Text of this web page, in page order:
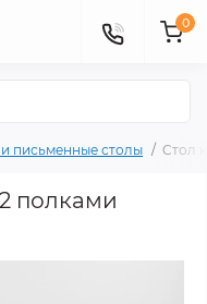
0
письменные столы Cтол
полками